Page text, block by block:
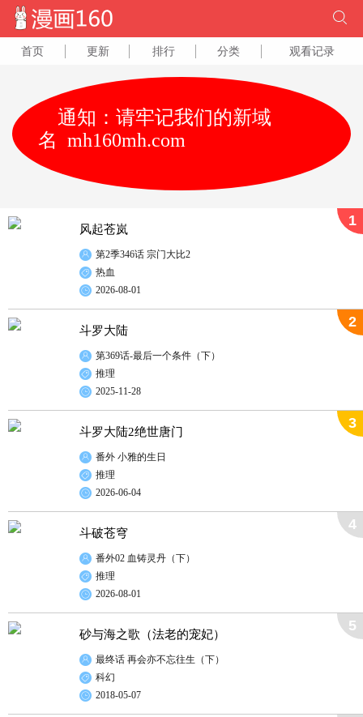
首页 更新 排行 分类 观看记录
通知：请牢记我们的新域
名 mh160mh.com
风起苍岚
第2季346话 宗门大比2
热血
2026-08-01
1
斗罗大陆
第369话-最后一个条件（下）
推理
2025-11-28
2
斗罗大陆2绝世唐门
番外 小雅的生日
推理
2026-06-04
3
斗破苍穹
番外02 血铸灵丹（下）
推理
2026-08-01
4
砂与海之歌（法老的宠妃）
最终话 再会亦不忘往生（下）
科幻
2018-05-07
5